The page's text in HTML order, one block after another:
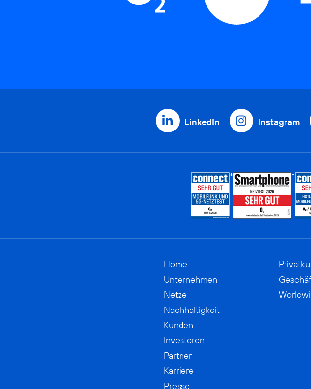
LinkedIn Instagram
Home
Unternehmen
Netze
Nachhaltigkeit
Kunden
Investoren
Partner
Karriere
Presse